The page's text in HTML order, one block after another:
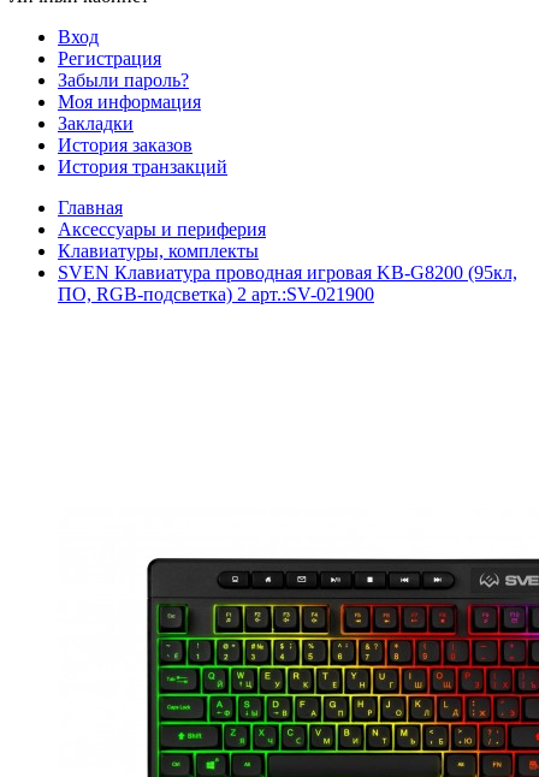
Вход
Регистрация
Забыли пароль?
Моя информация
Закладки
История заказов
История транзакций
Главная
Аксессуары и периферия
Клавиатуры, комплекты
SVEN Клавиатура проводная игровая KB-G8200 (95кл,
ПО, RGB-подсветка) 2 арт.:SV-021900